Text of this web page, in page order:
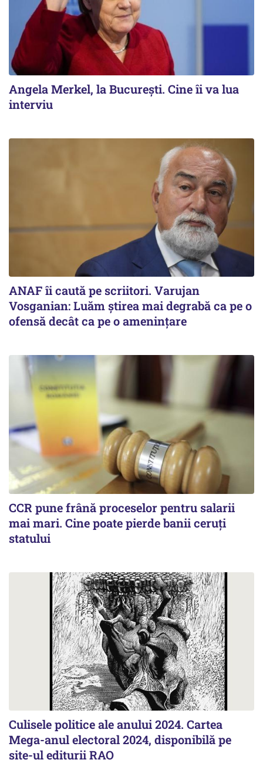
Angela Merkel, la București. Cine îi va lua
interviu
ANAF îi caută pe scriitori. Varujan
Vosganian: Luăm știrea mai degrabă ca pe o
ofensă decât ca pe o amenințare
CCR pune frână proceselor pentru salarii
mai mari. Cine poate pierde banii ceruți
statului
Culisele politice ale anului 2024. Cartea
Mega-anul electoral 2024, disponibilă pe
site-ul editurii RAO